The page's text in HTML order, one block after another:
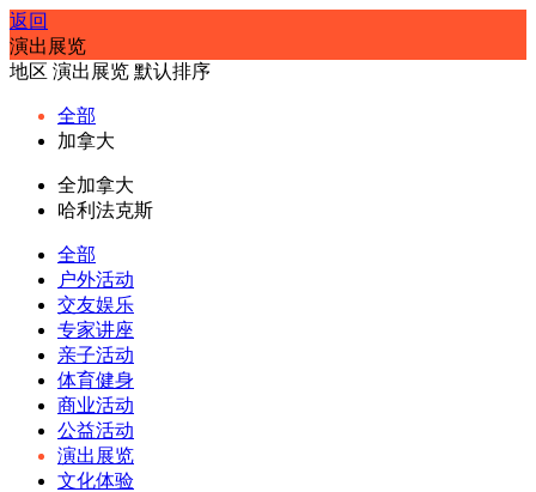
返回
演出展览
地区 演出展览 默认排序
全部
加拿大
全加拿大
哈利法克斯
全部
户外活动
交友娱乐
专家讲座
亲子活动
体育健身
商业活动
公益活动
演出展览
文化体验